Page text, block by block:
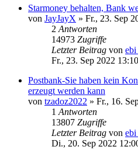
Starmoney behalten, Bank
von JayJayX » Fr., 23. Sep
2 Antworten
14973 Zugriffe
Letzter Beitrag von
Fr., 23. Sep 2022 13:10
Postbank-Sie haben kein
erzeugt werden kann
von tzadoz2022 » Fr., 16.
1 Antworten
13807 Zugriffe
Letzter Beitrag von
Di., 20. Sep 2022